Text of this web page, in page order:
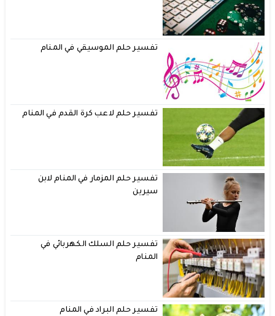
تفسير حلم الموسيقي في المنام
تفسير حلم لاعب كرة القدم في المنام
تفسير حلم المزمار في المنام لابن
سيرين
تفسير حلم السلك الكهربائي في
المنام
تفسير حلم البراد في المنام